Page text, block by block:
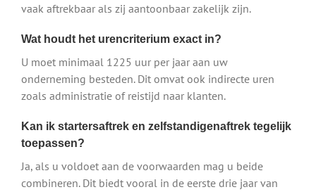
vaak aftrekbaar als zij aantoonbaar zakelijk zijn.
Wat houdt het urencriterium exact in?
U moet minimaal 1225 uur per jaar aan uw
onderneming besteden. Dit omvat ook indirecte uren
zoals administratie of reistijd naar klanten.
Kan ik startersaftrek en zelfstandigenaftrek tegelijk
toepassen?
Ja, als u voldoet aan de voorwaarden mag u beide
combineren. Dit biedt vooral in de eerste drie jaar van